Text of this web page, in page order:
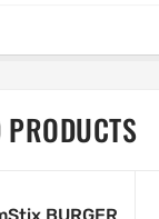
PRODUCTS